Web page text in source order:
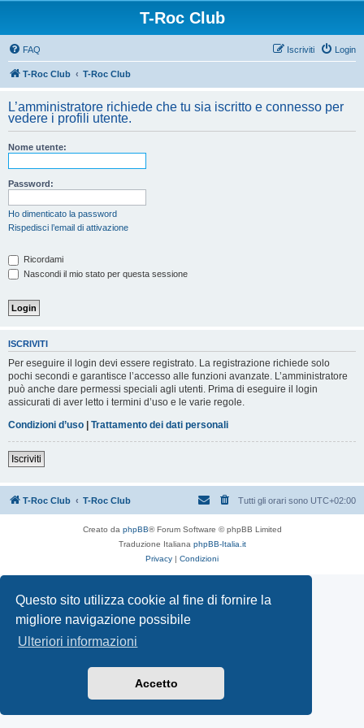
Questo sito utilizza cookie al fine di fornire la
migliore navigazione possibile
Ulteriori informazioni
Accetto
T-Roc Club
FAQ Login
Iscriviti
T-Roc Club T-Roc Club
L’amministratore richiede che tu sia iscritto e connesso per
vedere i profili utente.
Nome utente:
Password:
Ho dimenticato la password
Rispedisci l’email di attivazione
Ricordami
Nascondi il mio stato per questa sessione
ISCRIVITI
Per eseguire il login devi essere registrato. La registrazione richiede solo
pochi secondi e garantisce l’accesso alle funzioni avanzate. L’amministratore
può anche dare permessi speciali agli utenti. Prima di eseguire il login
assicurati di aver letto i termini d’uso e le varie regole.
Condizioni d’uso | Trattamento dei dati personali
Iscriviti
T-Roc Club T-Roc Club Tutti gli orari sono UTC+02:00
Creato da phpBB® Forum Software © phpBB Limited
Traduzione Italiana phpBB-Italia.it
Privacy | Condizioni